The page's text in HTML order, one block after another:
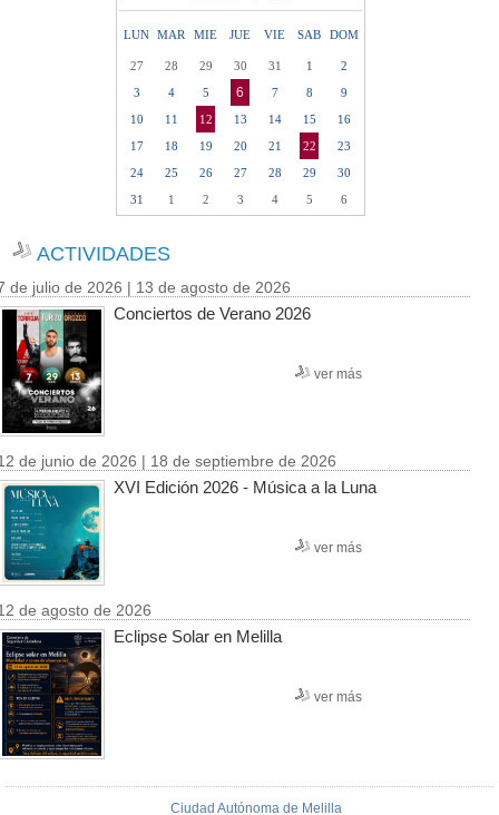
LUN MAR MIE JUE VIE SAB DOM
27 28 29 30 31 1
2
3
4 5 6 7 8
9
10
11 12 13 14 15
16
17
18 19 20 21 22
23
24
25 26 27 28 29
30
31
1 2 3 4 5 6
ACTIVIDADES
de julio de 2026 | 13 de agosto de 2026
Conciertos de Verano 2026
ver más
de junio de 2026 | 18 de septiembre de 2026
XVI Edición 2026 - Música a la Luna
ver más
de agosto de 2026
Eclipse Solar en Melilla
ver más
Ciudad Autónoma de Melilla